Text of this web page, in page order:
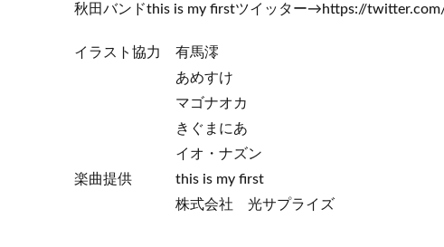
秋田バンドthis is my firstツイッター→https://
イラスト協力 有馬澪
あめすけ
マゴナオカ
きぐまにあ
イオ・ナズン
楽曲提供 this is my first
株式会社 光サプライズ